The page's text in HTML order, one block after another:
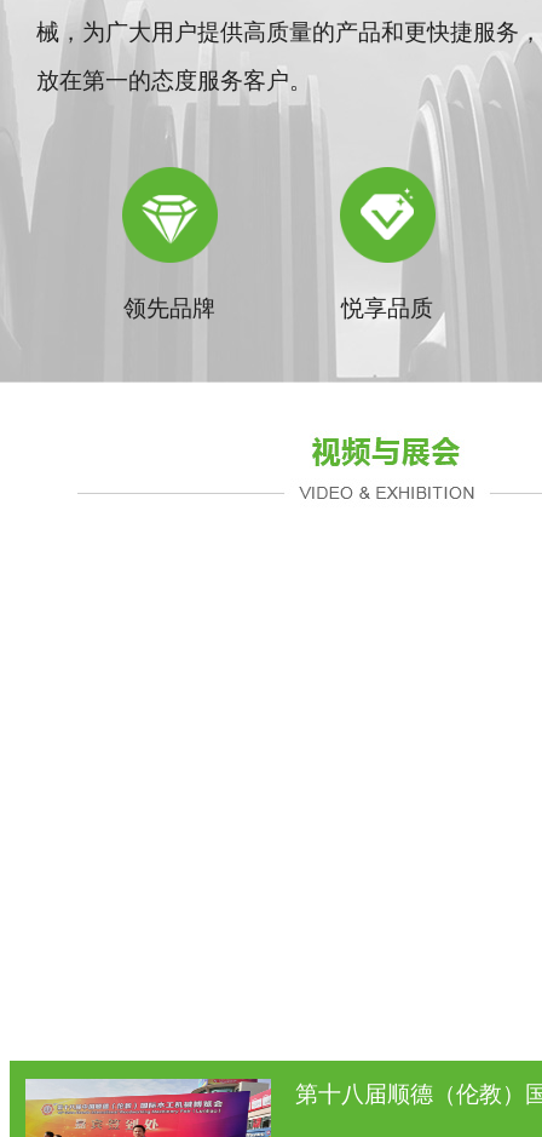
械，为广大用户提供高质量的产品和更快捷服务
放在第一的态度服务客户。
领先品牌 悦享品质
第十八届顺德（伦教）